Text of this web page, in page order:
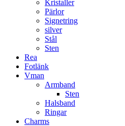
Kristaller
Pärlor
Signetring
silver
Stål
Sten
Rea
Fotlänk
Vman
Armband
Sten
Halsband
Ringar
Charms